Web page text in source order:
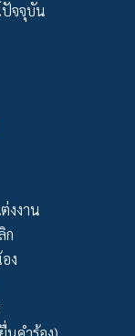
จจุบัน
งงาน
ก
ง